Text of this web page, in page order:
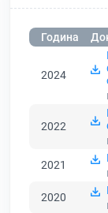
Година
2024
2022
2021
2020